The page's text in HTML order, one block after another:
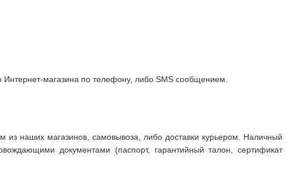
магазина по телефону, либо SMS сообщением.
наших магазинов, самовывоза, либо доставки курьером. Наличный
документами (паспорт, гарантийный талон, сертификат